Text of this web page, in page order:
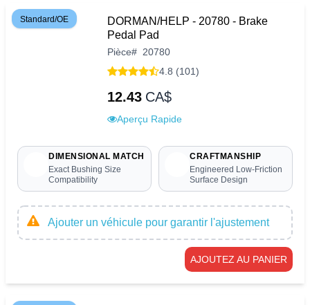
Standard/OE
DORMAN/HELP - 20780 - Brake
Pedal Pad
Pièce# 20780
4.8 (101)
12.43 CA$
Aperçu Rapide
DIMENSIONAL MATCH
Exact Bushing Size
Compatibility
CRAFTMANSHIP
Engineered Low-Friction
Surface Design
Ajouter un véhicule pour garantir l'ajustement
AJOUTEZ AU PANIER